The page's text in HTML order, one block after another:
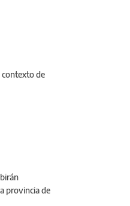
contexto de
provincia de